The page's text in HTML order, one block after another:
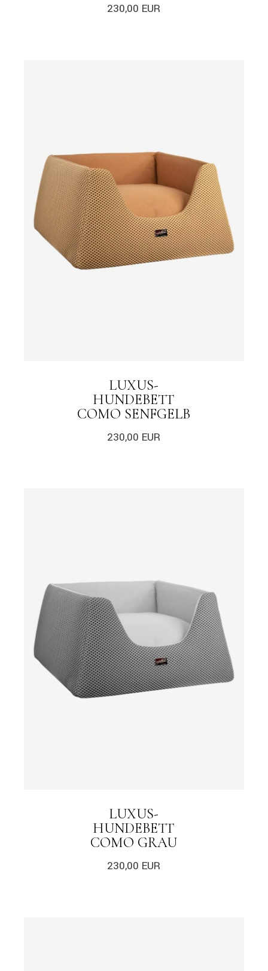
230,00 EUR
LUXUS-
HUNDEBETT
COMO SENFGELB
230,00 EUR
LUXUS-
HUNDEBETT
COMO GRAU
230,00 EUR